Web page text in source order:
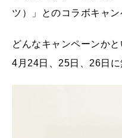
ツ）」とのコラボキャ
どんなキャンペーンか
4月24日、25日、26日に